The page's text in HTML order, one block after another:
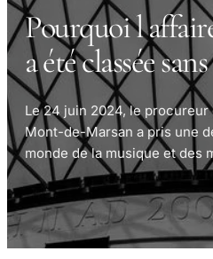
Pourquoi l
a été classée
Le 24 juin 2024, le procureur
Mont-de-Marsan a pris une
monde de la musique et des